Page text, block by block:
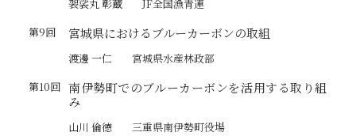
袈裟丸 彰蔵
JF全国漁青連
第9回
宮城県におけるブルーカーボンの取組
渡邊 一仁
宮城県水産林政部
第10回 南伊勢町でのブルーカーボンを活用する取り組
み
山川 倫徳
三重県南伊勢町役場